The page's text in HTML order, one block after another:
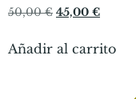
50,00€ 45,00 €
Añadir al carrito